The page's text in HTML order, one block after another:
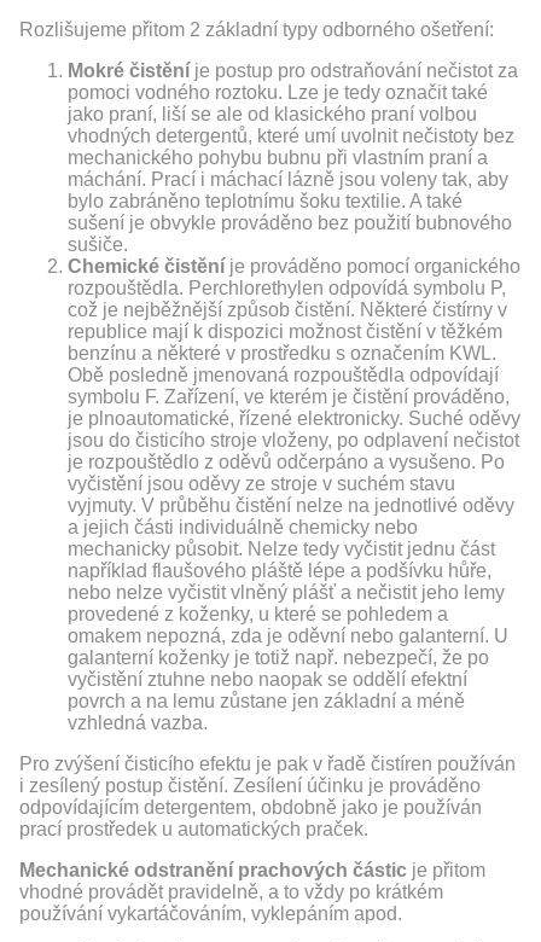
Rozlišujeme přitom 2 základní typy odborného ošetření:
Mokré čistění je postup pro odstraňování nečistot za
pomoci vodného roztoku. Lze je tedy označit také
jako praní, liší se ale od klasického praní volbou
vhodných detergentů, které umí uvolnit nečistoty bez
mechanického pohybu bubnu při vlastním praní a
máchání. Prací i máchací lázně jsou voleny tak, aby
bylo zabráněno teplotnímu šoku textilie. A také
sušení je obvykle prováděno bez použití bubnového
sušiče.
Chemické čistění je prováděno pomocí organického
rozpouštědla. Perchlorethylen odpovídá symbolu P,
což je nejběžnější způsob čistění. Některé čistírny v
republice mají k dispozici možnost čistění v těžkém
benzínu a některé v prostředku s označením KWL.
Obě posledně jmenovaná rozpouštědla odpovídají
symbolu F. Zařízení, ve kterém je čistění prováděno,
je plnoautomatické, řízené elektronicky. Suché oděvy
jsou do čisticího stroje vloženy, po odplavení nečistot
je rozpouštědlo z oděvů odčerpáno a vysušeno. Po
vyčistění jsou oděvy ze stroje v suchém stavu
vyjmuty. V průběhu čistění nelze na jednotlivé oděvy
a jejich části individuálně chemicky nebo
mechanicky působit. Nelze tedy vyčistit jednu část
například flaušového pláště lépe a podšívku hůře,
nebo nelze vyčistit vlněný plášť a nečistit jeho lemy
provedené z koženky, u které se pohledem a
omakem nepozná, zda je oděvní nebo galanterní. U
galanterní koženky je totiž např. nebezpečí, že po
vyčistění ztuhne nebo naopak se oddělí efektní
povrch a na lemu zůstane jen základní a méně
vzhledná vazba.
Pro zvýšení čisticího efektu je pak v řadě čistíren používán
i zesílený postup čistění. Zesílení účinku je prováděno
odpovídajícím detergentem, obdobně jako je používán
prací prostředek u automatických praček.
Mechanické odstranění prachových částic je přitom
vhodné provádět pravidelně, a to vždy po krátkém
používání vykartáčováním, vyklepáním apod.